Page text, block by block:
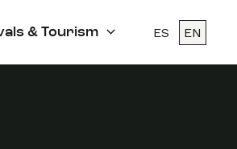
& Tourism ES EN